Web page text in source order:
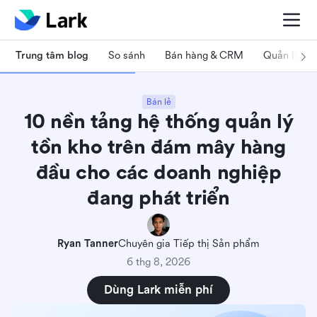
Trung tâm blog So sánh Bán hàng & CRM Quản lý dự
Bán lẻ
10 nền tảng hệ thống quản lý
tồn kho trên đám mây hàng
đầu cho các doanh nghiệp
đang phát triển
Ryan TannerChuyên gia Tiếp thị Sản phẩm
6 thg 8, 2026
Dùng Lark miễn phí